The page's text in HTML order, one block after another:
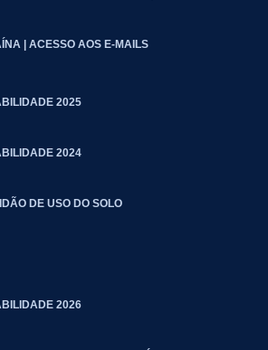
| ACESSO AOS E-MAILS
2025
2024
DE USO DO SOLO
2026